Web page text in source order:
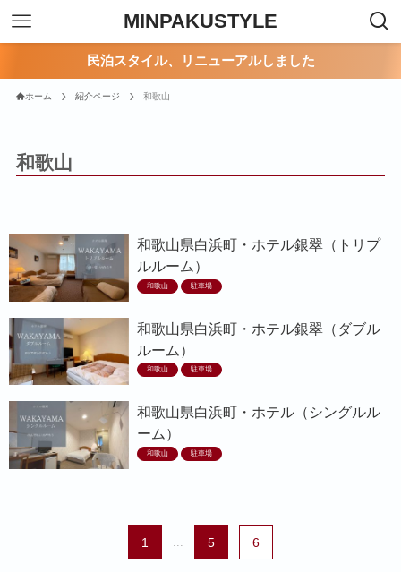
MINPAKUSTYLE
民泊スタイル、リニューアルしました
ホーム 紹介ページ 和歌山
和歌山
和歌山県白浜町・ホテル銀翠（トリプ
ルルーム）
和歌山 駐車場
和歌山県白浜町・ホテル銀翠（ダブル
ルーム）
和歌山 駐車場
和歌山県白浜町・ホテル（シングルル
ーム）
和歌山 駐車場
1 5 6